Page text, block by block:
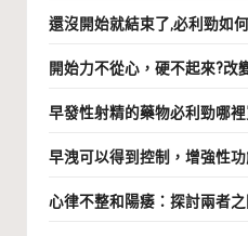
還沒開始就結束了,必利勁如
開始力不從心，硬不起來?改
早發性射精的藥物必利勁哪
早洩可以得到控制，增強性
心律不整和陽痿：探討兩者